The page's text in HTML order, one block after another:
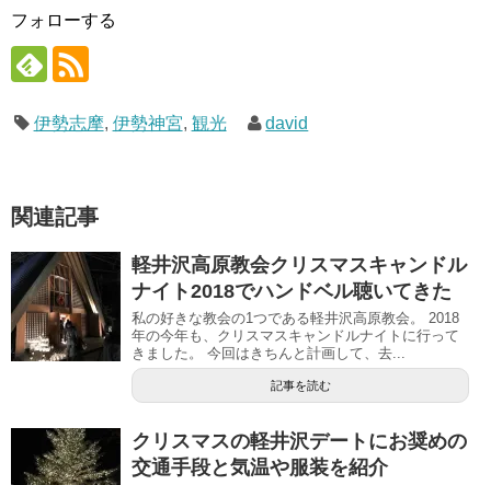
フォローする
伊勢志摩, 伊勢神宮, 観光 david
関連記事
軽井沢高原教会クリスマスキャンドル
ナイト2018でハンドベル聴いてきた
私の好きな教会の1つである軽井沢高原教会。 2018
年の今年も、クリスマスキャンドルナイトに行って
きました。 今回はきちんと計画して、去...
記事を読む
クリスマスの軽井沢デートにお奨めの
交通手段と気温や服装を紹介